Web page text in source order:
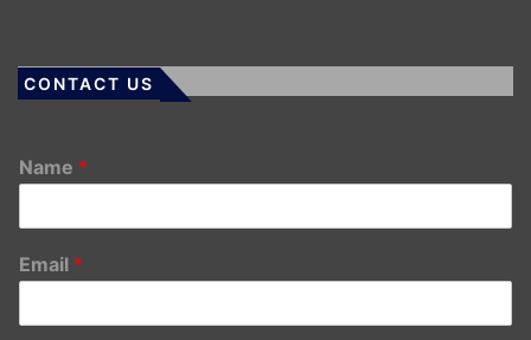
CONTACT US
Name *
Email *